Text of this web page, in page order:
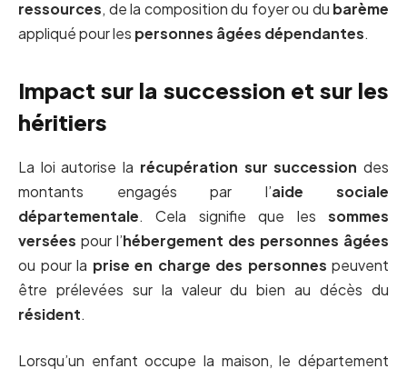
ressources, de la composition du foyer ou du barème
appliqué pour les personnes âgées dépendantes.
Impact sur la succession et sur les
héritiers
La loi autorise la récupération sur succession des
montants engagés par l’aide sociale
départementale. Cela signifie que les sommes
versées pour l’hébergement des personnes âgées
ou pour la prise en charge des personnes peuvent
être prélevées sur la valeur du bien au décès du
résident.
Lorsqu’un enfant occupe la maison, le département